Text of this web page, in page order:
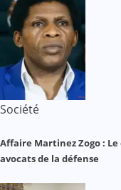
Société
Affaire Martinez Zogo :
avocats de la défense